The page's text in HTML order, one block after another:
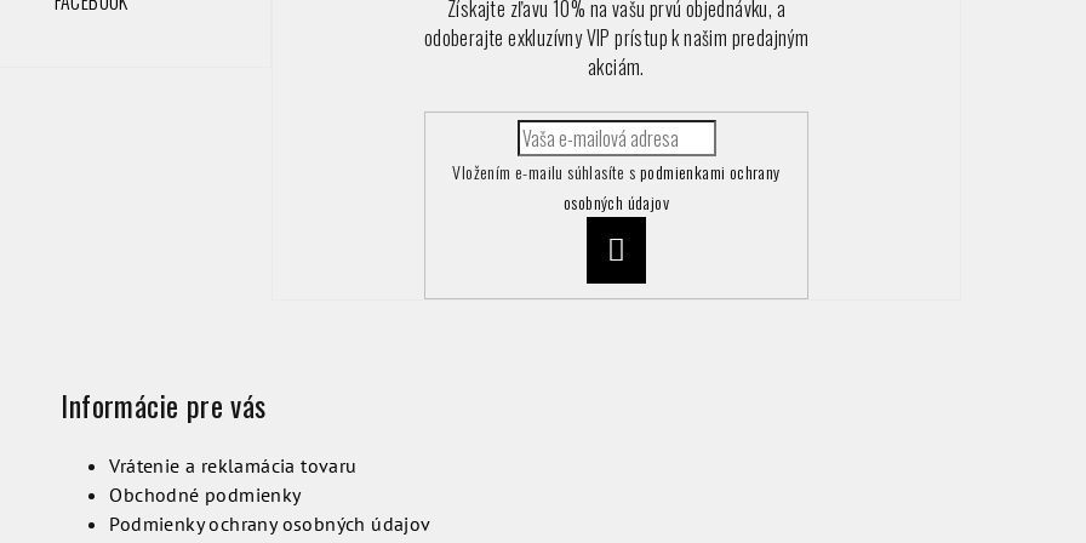
Získajte zľavu 10% na vašu prvú objednávku, a
odoberajte exkluzívny VIP prístup k našim predajným
akciám.
Vložením e-mailu súhlasíte spodmienkami ochrany
osobných údajov
Informácie pre vás
Vrátenie a reklamácia tovaru
Obchodné podmienky
Podmienky ochrany osobných údajov